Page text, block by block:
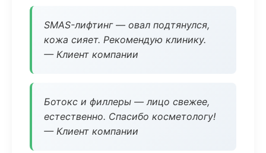
SMAS-лифтинг — овал подтянулся,
кожа сияет. Рекомендую клинику.
— Клиент компании
Ботокс и филлеры — лицо свежее,
естественно. Спасибо косметологу!
— Клиент компании